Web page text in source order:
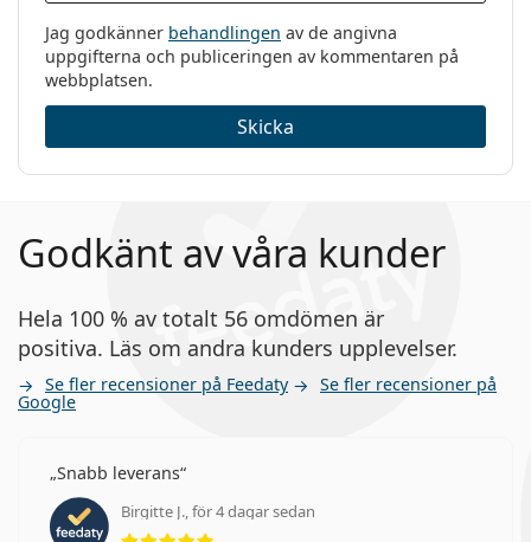
Jag godkänner behandlingen av de angivna
uppgifterna och publiceringen av kommentaren på
webbplatsen.
Skicka
Godkänt av våra kunder
Hela 100 % av totalt 56 omdömen är
positiva. Läs om andra kunders upplevelser.
Se fler recensioner på Feedaty Se fler recensioner på
Google
Snabb leverans
Birgitte J., för 4 dagar sedan
Betyg 5 av 5